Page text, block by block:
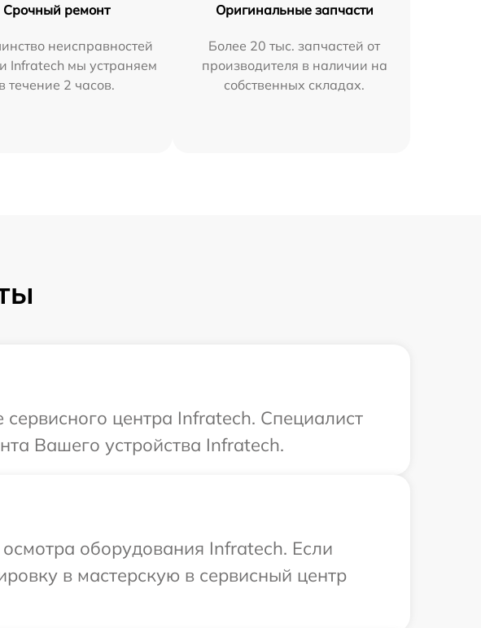
Срочный ремонт
неисправностей
Infratech мы устраняем
в течение 2 часов.
Оригинальные запчасти
Более 20 тыс. запчастей от
производителя в наличии на
собственных складах.
центра Infratech. Специалист
Вашего устройства Infratech.
оборудования Infratech. Если
в мастерскую в сервисный центр